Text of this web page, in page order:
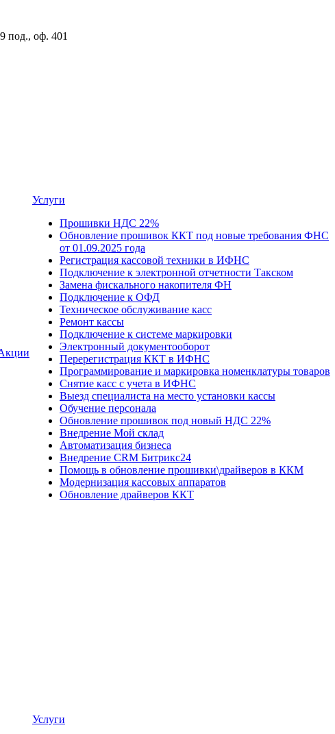
под., оф. 401
Услуги
Прошивки НДС 22%
Обновление прошивок ККТ под новые требования ФНС
от 01.09.2025 года
Регистрация кассовой техники в ИФНС
Подключение к электронной отчетности Такском
Замена фискального накопителя ФН
Подключение к ОФД
Техническое обслуживание касс
Ремонт кассы
Подключение к системе маркировки
Электронный документооборот
Перерегистрация ККТ в ИФНС
Программирование и маркировка номенклатуры товаров
Снятие касс с учета в ИФНС
Выезд специалиста на место установки кассы
Обучение персонала
Обновление прошивок под новый НДС 22%
Внедрение Мой склад
Автоматизация бизнеса
Внедрение CRM Битрикс24
Помощь в обновление прошивки\драйверов в ККМ
Модернизация кассовых аппаратов
Обновление драйверов ККТ
Услуги